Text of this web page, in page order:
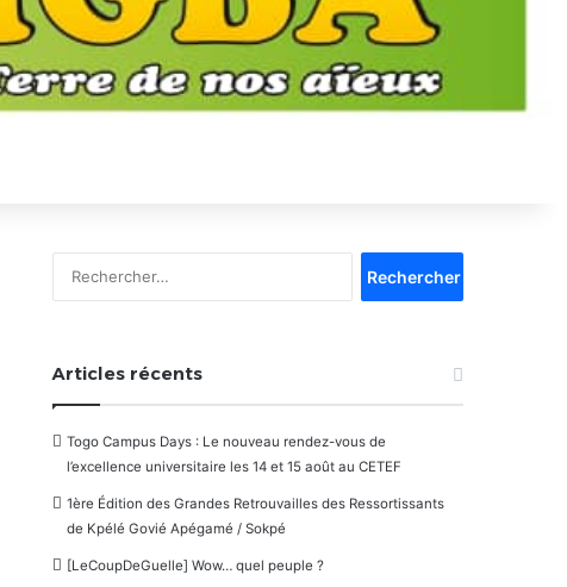
Articles récents
Togo Campus Days : Le nouveau rendez-vous de
l’excellence universitaire les 14 et 15 août au CETEF
1ère Édition des Grandes Retrouvailles des Ressortissants
de Kpélé Govié Apégamé / Sokpé
[LeCoupDeGuelle] Wow… quel peuple ?